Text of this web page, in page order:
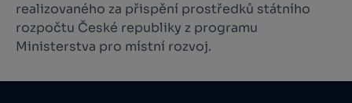
realizovaného za přispění prostředků státního
rozpočtu České republiky z programu
Ministerstva pro místní rozvoj.